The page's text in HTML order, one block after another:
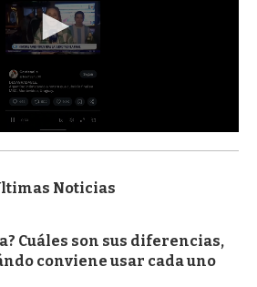
Noticias
Cuáles son sus diferencias,
conviene usar cada uno